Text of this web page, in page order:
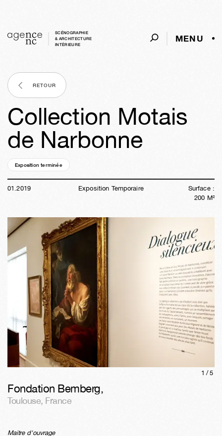
SCÉNOGRAPHIE
& ARCHITECTURE
INTÈRIEURE
MENU
RETOUR
Collection Motais
de Narbonne
Exposition terminée
01 .2019 Exposition Temporaire
Surface :
200 M²
1/5
Fondation Bemberg,
Toulouse, France
Maitre d'ouvrage